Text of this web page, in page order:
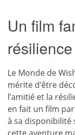
Un film
Le Monde de
mérite d’être
l’amitié et la
en fait un film
à sa disponibilité